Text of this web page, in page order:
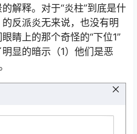
解释。对于“炎柱”到底是什
反派炎无来说，也没有明
睛上的那个奇怪的“下位1”
显的暗示（1）他们是恶